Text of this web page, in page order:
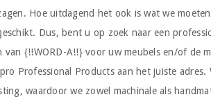
Hoe uitdagend het ook is wat we
Dus, bent u op zoek naar een
van {!!WORD-A!!} voor uw meubels en/of de
Professional Products aan het juiste adres.
waardoor we zowel machinale als